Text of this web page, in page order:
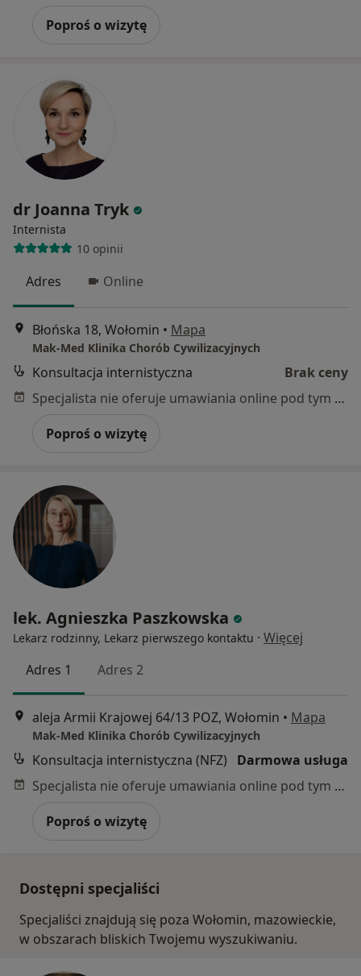
Poproś o wizytę
dr Joanna Tryk
Internista
10 opinii
Adres Online
Błońska 18, Wołomin • Mapa
Mak-Med Klinika Chorób Cywilizacyjnych
Konsultacja internistyczna
Brak ceny
Specjalista nie oferuje umawiania online pod tym adresem.
Poproś o wizytę
lek. Agnieszka Paszkowska
Lekarz rodzinny, Lekarz pierwszego kontaktu · Więcej
Adres 1
Adres 2
aleja Armii Krajowej 64/13 POZ, Wołomin • Mapa
Mak-Med Klinika Chorób Cywilizacyjnych
Konsultacja internistyczna (NFZ)
Darmowa usługa
Specjalista nie oferuje umawiania online pod tym adresem.
Poproś o wizytę
Dostępni specjaliści
Specjaliści znajdują się poza Wołomin, mazowieckie,
w obszarach bliskich Twojemu wyszukiwaniu.